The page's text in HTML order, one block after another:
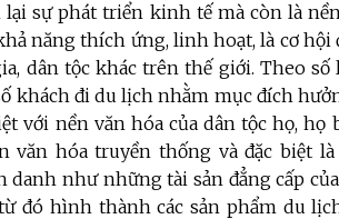
lại sự phát triển kinh tế mà còn là
năng thích ứng, linh hoạt, là cơ
dân tộc khác trên thế giới. Theo
khách đi du lịch nhằm mục đích
với nền văn hóa của dân tộc họ, họ
văn hóa truyền thống và đặc biệt là
danh như những tài sản đẳng cấp
đó hình thành các sản phẩm du